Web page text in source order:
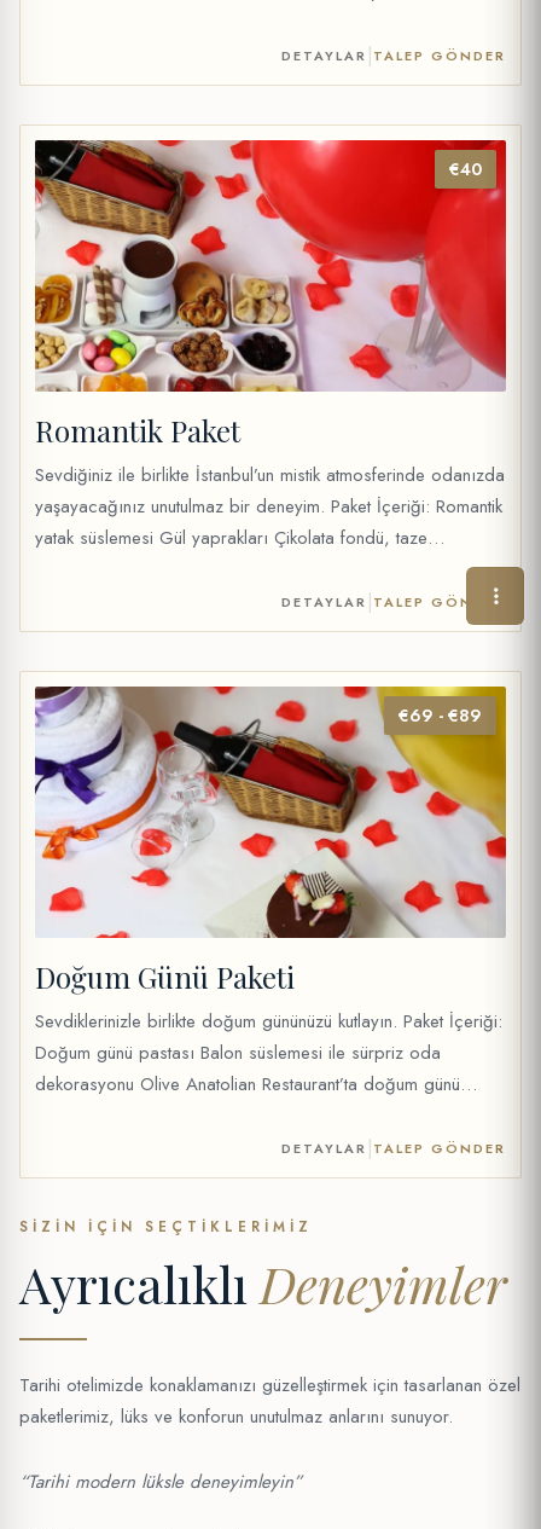
119 € (7–13 kişiye kadar) Sabiha Gökçen Havalimanı: 79 €
(1–4 kişiye kadar) 89 € (5–6 kişiye kadar) 129 € (7–13
kişiye kadar)
DETAYLAR |TALEP GÖNDER
€40
Romantik Paket
Sevdiğiniz ile birlikte İstanbul’un mistik atmosferinde odanızda
yaşayacağınız unutulmaz bir deneyim. Paket İçeriği: Romantik
yatak süslemesi Gül yaprakları Çikolata fondü, taze
meyvelerle servis edilir Şarap (35cl) veya 2 meyve suyu, su
DETAYLAR |TALEP GÖNDER
€69 - €89
Doğum Günü Paketi
Sevdiklerinizle birlikte doğum gününüzü kutlayın. Paket İçeriği:
Doğum günü pastası Balon süslemesi ile sürpriz oda
dekorasyonu Olive Anatolian Restaurant’ta doğum günü
Ekstra: İsteğe bağlı 1 şişe şarap eklenebilir (+20 €) Fiyat: 69
€ *Fiyata şarap dahil değildir. Şarap opsiyonel olarak
DETAYLAR |TALEP GÖNDER
SIZIN İÇIN SEÇTIKLERIMIZ
Ayrıcalıklı Deneyimler
Tarihi otelimizde konaklamanızı güzelleştirmek için tasarlanan özel
paketlerimiz, lüks ve konforun unutulmaz anlarını sunuyor.
“Tarihi modern lüksle deneyimleyin”